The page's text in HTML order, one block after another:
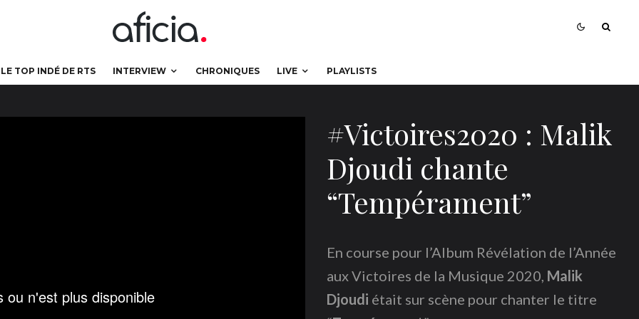
LE TOP INDÉ DE RTS INTERVIEW CHRONIQUES LIVE PLAYLISTS
#Victoires2020 : Malik
Djoudi chante
“Tempérament”
En course pour l’Album Révélation de l’Année
aux Victoires de la Musique 2020, Malik
Djoudi était sur scène pour chanter le titre